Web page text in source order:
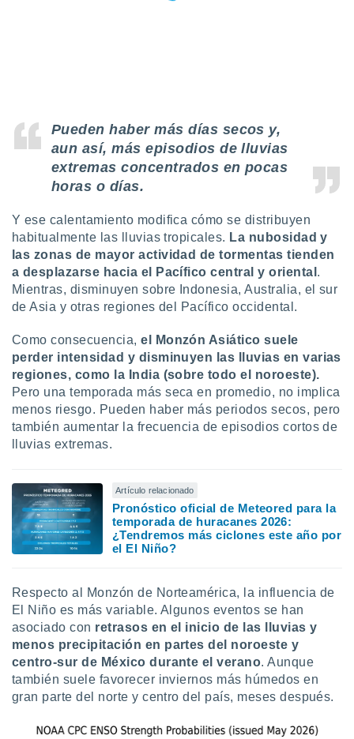
Pueden haber más días secos y,
aun así, más episodios de lluvias
extremas concentrados en pocas
horas o días.
Y ese calentamiento modifica cómo se distribuyen
habitualmente las lluvias tropicales. La nubosidad y
las zonas de mayor actividad de tormentas tienden
a desplazarse hacia el Pacífico central y oriental .
Mientras, disminuyen sobre Indonesia, Australia, el sur
de Asia y otras regiones del Pacífico occidental.
Como consecuencia, el Monzón Asiático suele
perder intensidad y disminuyen las lluvias en varias
regiones, como la India (sobre todo el noroeste).
Pero una temporada más seca en promedio, no implica
menos riesgo. Pueden haber más periodos secos, pero
también aumentar la frecuencia de episodios cortos de
lluvias extremas.
Artículo relacionado
Pronóstico oficial de Meteored para la
temporada de huracanes 2026:
¿Tendremos más ciclones este año por
el El Niño?
Respecto al Monzón de Norteamérica, la influencia de
El Niño es más variable. Algunos eventos se han
asociado con retrasos en el inicio de las lluvias y
menos precipitación en partes del noroeste y
centro-sur de México durante el verano. Aunque
también suele favorecer inviernos más húmedos en
gran parte del norte y centro del país, meses después.